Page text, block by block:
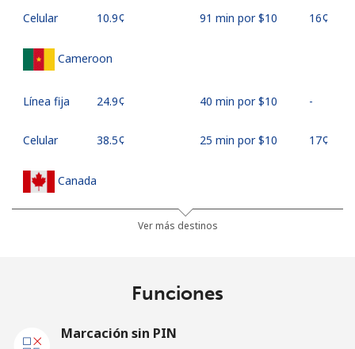
Celular ⁦10.9¢⁩ 91 min por ⁦$10⁩ ⁦16¢⁩
Cameroon
Línea fija ⁦24.9¢⁩ 40 min por ⁦$10⁩ -
Celular ⁦38.5¢⁩ 25 min por ⁦$10⁩ ⁦17¢⁩
Canada
1428 min por
Ver más destinos
Funciones
Marcación sin PIN